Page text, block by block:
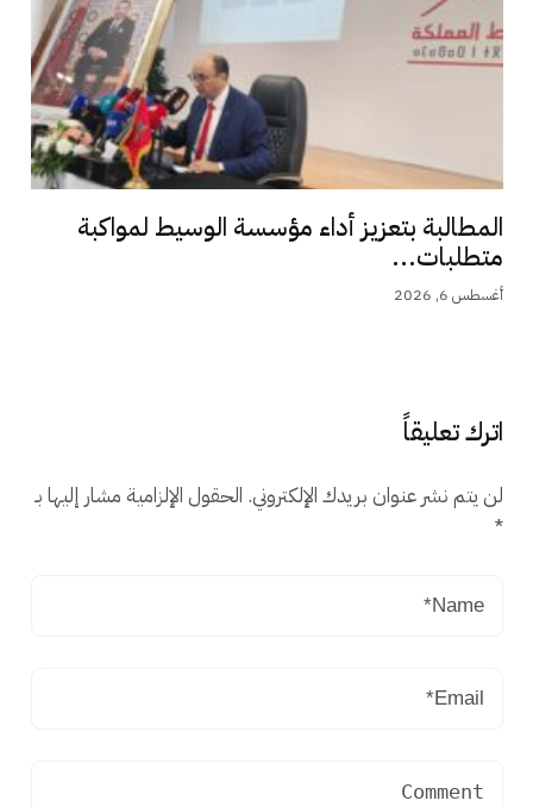
المطالبة بتعزيز أداء مؤسسة الوسيط لمواكبة
متطلبات...
أغسطس 6, 2026
اترك تعليقاً
لن يتم نشر عنوان بريدك الإلكتروني. الحقول الإلزامية مشار إليها بـ
*